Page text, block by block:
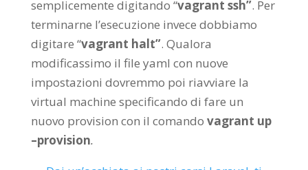
semplicemente digitando “vagrant ssh”. Per
terminarne l’esecuzione invece dobbiamo
digitare “vagrant halt”. Qualora
modificassimo il file yaml con nuove
impostazioni dovremmo poi riavviare la
virtual machine specificando di fare un
nuovo provision con il comando vagrant up
–provision.